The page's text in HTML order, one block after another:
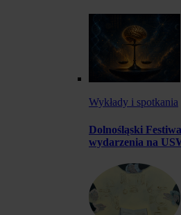
Wykłady i spotkania
Dolnośląski
wydarzenia na